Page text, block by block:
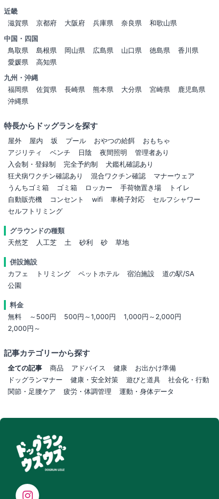
近畿
滋賀県
京都府 大阪府 兵庫県 奈良県
和歌山県
中国・四国
鳥取県
島根県 岡山県 広島県 山口県 徳島県
香川県
愛媛県
高知県
九州・沖縄
福岡県
佐賀県 長崎県 熊本県 大分県 宮崎県
鹿児島県
沖縄県
特長からドッグランを探す
屋外 屋内 坂 プール おやつの給餌
おもちゃ
アジリティ
ベンチ 日陰 夜間照明
管理者あり
入会制・登録制
完全予約制
犬鑑札確認あり
狂犬病ワクチン確認あり
混合ワクチン確認
マナーウェア
うんちゴミ箱
ゴミ箱 ロッカー 手荷物置き場
トイレ
自動販売機
コンセント wifi 車椅子対応
セルフシャワー
セルフトリミング
グラウンドの種類
天然芝
人工芝 土 砂利 砂 草地
併設施設
カフェ
トリミング ペットホテル 宿泊施設
道の駅/SA
公園
料金
無料
～500円 500円～1,000円
1,000円～2,000円
2,000円～
記事カテゴリーから探す
全ての記事 商品 アドバイス 健康
お出かけ準備
ドッグランマナー
健康・安全対策 遊びと道具
社会化・行動
関節・足腰ケア
疲労・体調管理 運動・身体データ